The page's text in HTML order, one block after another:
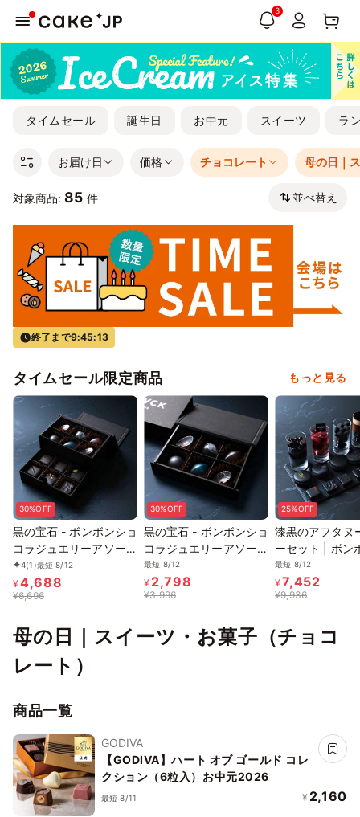
3
タイムセール 誕生日 お中元 スイーツ ラ
お届け日 価格 チョコレート 母の日｜
対象商品: 85 件 並べ替え
終了まで9:45:12
タイムセール限定商品 もっと見る
30%OFF
黒の宝石 - ボンボンショ
コラジュエリーアソート
| NOIR EDITION
4(1)最短 8/12
¥4,688
¥6,696
30%OFF
黒の宝石 - ボンボンショ
コラジュエリーアソート
| LAYER
最短 8/12
¥ 2,798
¥3,996
25%OFF
漆黒のアフタヌ
ーセット | ボン
コラ・マカロン
デザート
最短 8/12
¥7,452
¥9,936
母の日｜スイーツ・お菓子（チョコ
レート）
商品一覧
GODIVA
【GODIVA】ハート オブ ゴールド コレ
クション（6粒入）お中元2026
最短 8/11 ¥ 2,160